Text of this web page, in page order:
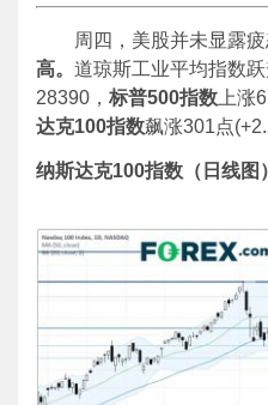
周四，美股并未显露疲
高。 道琼斯工业平均指数
28390， 标普500指数 上涨
达克100指数飙涨301点
纳斯达克100指数（日线图